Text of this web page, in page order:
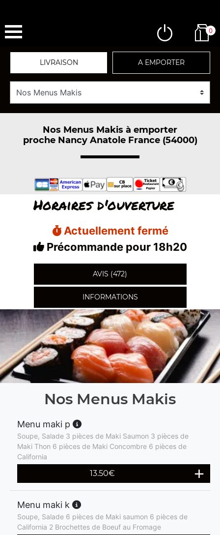
0
LIVRAISON A EMPORTER
Nos Menus Makis à emporter
proche Nancy Anatole France (54000)
Horaires d'ouverture
Actuellement fermé
Précommande pour 18h20
AVIS (472)
INFORMATIONS
Nos Menus Makis
Menu maki p
Soupe, Salade 3 pièces de Maki Saumon 3 pièces de
Maki Thon 6 pièces de Maki Concombre 6 pièces de
California
13.50€
Menu maki k
Soupe, Salade 6 pièces de Maki saumon 6 pièces de
California 2 Brochettes de Boeuf au Fromage